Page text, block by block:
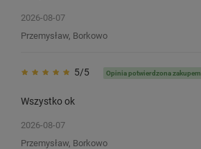
2026-08-07
Przemysław, Borkowo
5/5 Opinia potwierdzona zakupem
Wszystko ok
2026-08-07
Przemysław, Borkowo